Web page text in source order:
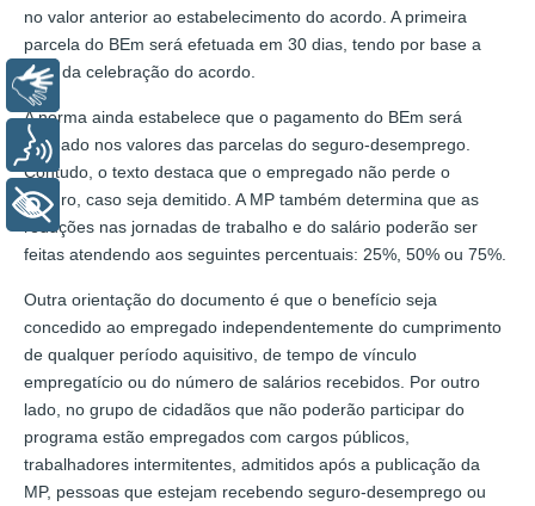
no valor anterior ao estabelecimento do acordo. A primeira
parcela do BEm será efetuada em 30 dias, tendo por base a
data da celebração do acordo.
A norma ainda estabelece que o pagamento do BEm será
baseado nos valores das parcelas do seguro-desemprego.
Contudo, o texto destaca que o empregado não perde o
seguro, caso seja demitido. A MP também determina que as
reduções nas jornadas de trabalho e do salário poderão ser
feitas atendendo aos seguintes percentuais: 25%, 50% ou 75%.
Outra orientação do documento é que o benefício seja
concedido ao empregado independentemente do cumprimento
de qualquer período aquisitivo, de tempo de vínculo
empregatício ou do número de salários recebidos. Por outro
lado, no grupo de cidadãos que não poderão participar do
programa estão empregados com cargos públicos,
trabalhadores intermitentes, admitidos após a publicação da
MP, pessoas que estejam recebendo seguro-desemprego ou
Voz
+ Acessibilidade